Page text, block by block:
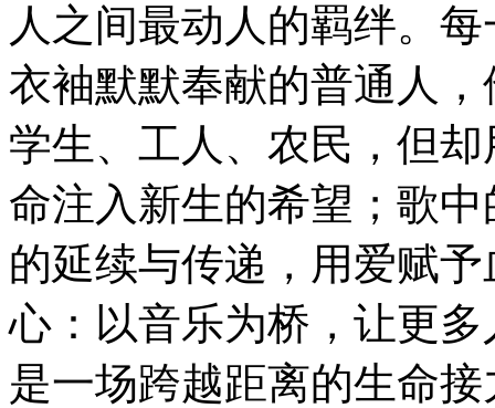
人之间最动人的羁绊。
衣袖默默奉献的普通人
学生、工人、农民，但
命注入新生的希望；歌
的延续与传递，用爱赋
心：以音乐为桥，让更
是一场跨越距离的生命